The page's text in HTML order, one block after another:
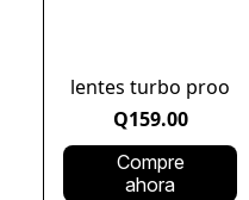
lentes turbo proo
Q159.00
Compre
ahora